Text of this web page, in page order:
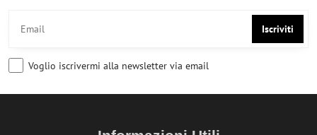
Iscriviti
Voglio iscrivermi alla newsletter via email